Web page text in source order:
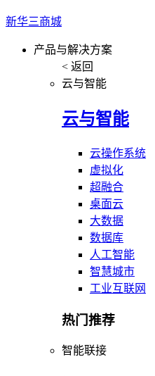
新华三商城
产品与解决方案
< 返回
云与智能
云与智能
云操作系统
虚拟化
超融合
桌面云
大数据
数据库
人工智能
智慧城市
工业互联网
热门推荐
智能联接